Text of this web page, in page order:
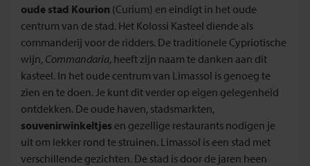
oude stad Kourion (Curium) en eindigt in het oude
centrum van de stad. Het Kolossi Kasteel diende als
commanderij voor de ridders. De traditionele Cypriotische
wijn, Commandaria, heeft zijn naam te danken aan dit
kasteel. In het oude centrum van Limassol is genoeg te
zien en te doen. Je kunt dit verder op eigen gelegenheid
ontdekken. De oude haven, stadsmarkten,
souvenirwinkeltjes en gezellige restaurants nodigen je
uit om lekker rond te struinen. Limassol is een stad met
verschillende gezichten. De stad is door de jaren heen